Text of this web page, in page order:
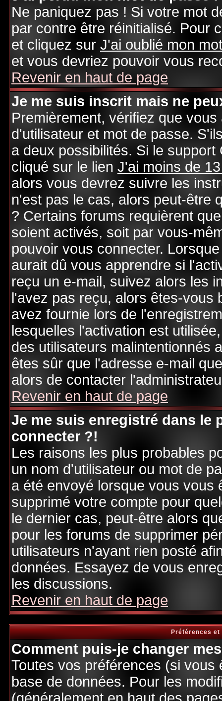
Ne paniquez pas ! Si votre mot
par contre être réinitialisé. Pour
et cliquez surJ'ai oublié mon
et vous devriez pouvoir vous
Revenir en haut de page
Je me suis inscrit mais ne
Premièrement, vérifiez que
d'utilisateur et mot de passe.
a deux possibilités. Si le
cliqué sur le lienJ'ai moins de
alors vous devrez suivre les
n'est pas le cas, alors peut-être
? Certains forums requièrent
soient activés, soit par vous-
pouvoir vous connecter.
aurait dû vous apprendre si
reçu un e-mail, suivez alors les
l'avez pas reçu, alors êtes-vous
avez fournie lors de
lesquelles l'activation est
des utilisateurs malintentionnés
êtes sûr que l'adresse e-mail
alors de contacter
Revenir en haut de page
Je me suis enregistré dans le
connecter ?!
Les raisons les plus probables
un nom d'utilisateur ou mot de
a été envoyé lorsque vous vous
supprimé votre compte pour
le dernier cas, peut-être alors
pour les forums de supprimer
utilisateurs n'ayant rien posté
données. Essayez de vous
les discussions.
Revenir en haut de page
Préférences
Comment puis-je changer
Toutes vos préférences (si
base de données. Pour les